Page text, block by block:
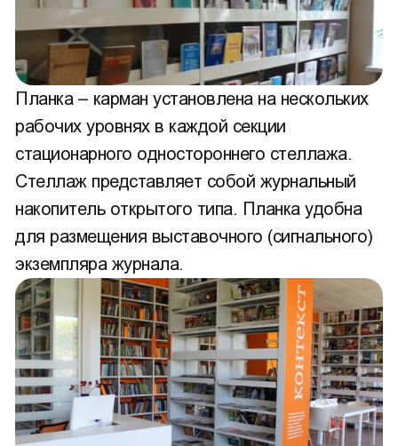
Планка – карман установлена на нескольких
рабочих уровнях в каждой секции
стационарного одностороннего стеллажа.
Стеллаж представляет собой журнальный
накопитель открытого типа. Планка удобна
для размещения выставочного (сигнального)
экземпляра журнала.